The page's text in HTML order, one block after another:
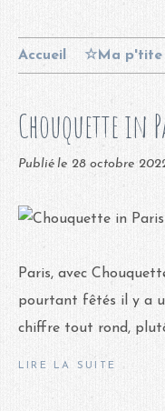
Accueil ☆Ma p'tite
Chouquette in
Publié le 28 octobre
Paris, avec
pourtant fêtés il y a
chiffre tout rond,
LIRE LA SUITE